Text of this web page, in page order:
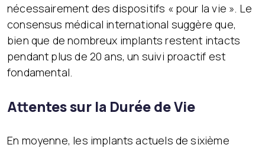
nécessairement des dispositifs « pour la vie ». Le
consensus médical international suggère que,
bien que de nombreux implants restent intacts
pendant plus de 20 ans, un suivi proactif est
fondamental.
Attentes sur la Durée de Vie
En moyenne, les implants actuels de sixième